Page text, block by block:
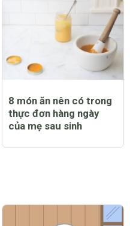
8 món ăn nên có trong
thực đơn hàng ngày
của mẹ sau sinh